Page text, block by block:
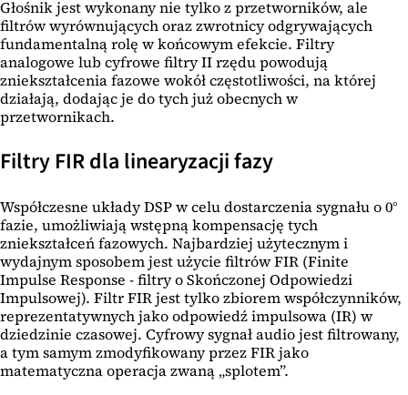
Głośnik jest wykonany nie tylko z przetworników, ale
filtrów wyrównujących oraz zwrotnicy odgrywających
fundamentalną rolę w końcowym efekcie. Filtry
analogowe lub cyfrowe filtry II rzędu powodują
zniekształcenia fazowe wokół częstotliwości, na której
działają, dodając je do tych już obecnych w
przetwornikach.
Filtry FIR dla linearyzacji fazy
Współczesne układy DSP w celu dostarczenia sygnału o 0°
fazie, umożliwiają wstępną kompensację tych
zniekształceń fazowych. Najbardziej użytecznym i
wydajnym sposobem jest użycie filtrów FIR (Finite
Impulse Response - filtry o Skończonej Odpowiedzi
Impulsowej). Filtr FIR jest tylko zbiorem współczynników,
reprezentatywnych jako odpowiedź impulsowa (IR) w
dziedzinie czasowej. Cyfrowy sygnał audio jest filtrowany,
a tym samym zmodyfikowany przez FIR jako
matematyczna operacja zwaną „splotem”.